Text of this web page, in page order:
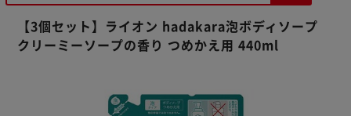
【3個セット】ライオン hadakara泡ボディソープ
クリーミーソープの香り つめかえ用 440ml
※ご確認ください
カートに入れる 購入手続きへ